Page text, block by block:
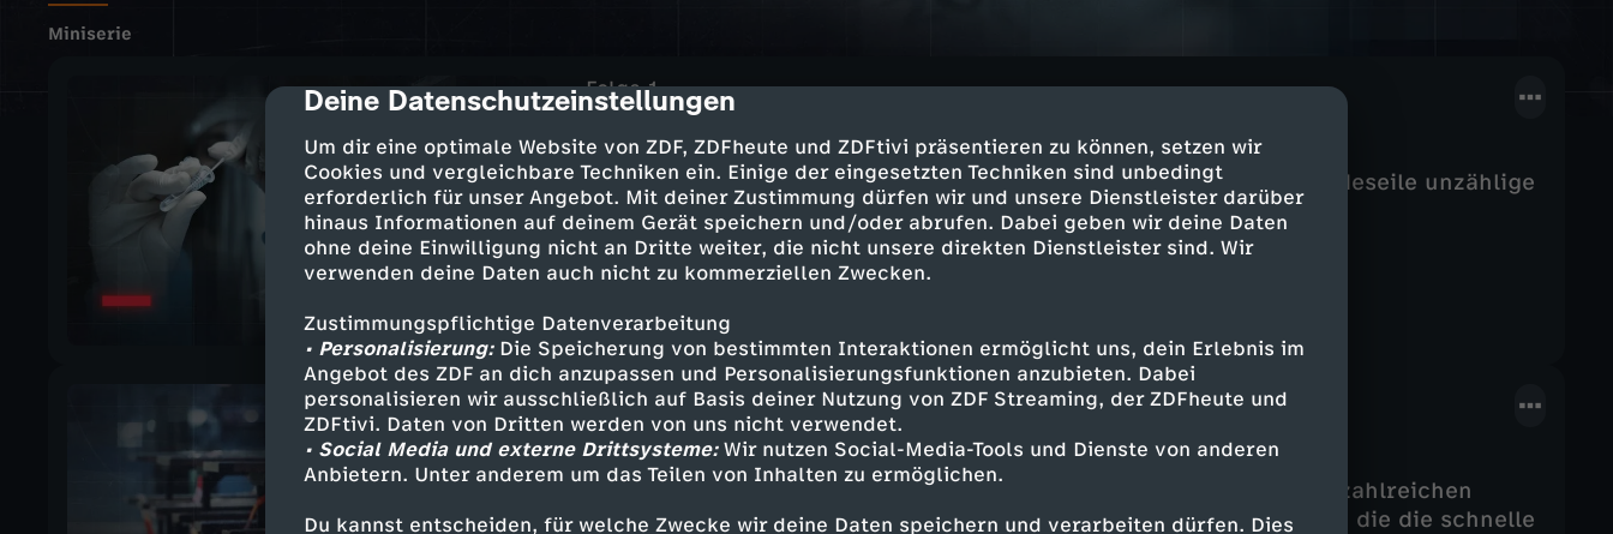
cmp-dialog-description
Deine Datenschutzeinstellungen
Um dir eine optimale Website von ZDF, ZDFheute und ZDFtivi präsentieren zu können, setzen wir
Cookies und vergleichbare Techniken ein. Einige der eingesetzten Techniken sind unbedingt
erforderlich für unser Angebot. Mit deiner Zustimmung dürfen wir und unsere Dienstleister darüber
hinaus Informationen auf deinem Gerät speichern und/oder abrufen. Dabei geben wir deine Daten
ohne deine Einwilligung nicht an Dritte weiter, die nicht unsere direkten Dienstleister sind. Wir
verwenden deine Daten auch nicht zu kommerziellen Zwecken.
Zustimmungspflichtige Datenverarbeitung
• Personalisierung:Die Speicherung von bestimmten Interaktionen ermöglicht uns, dein Erlebnis im
Angebot des ZDF an dich anzupassen und Personalisierungsfunktionen anzubieten. Dabei
personalisieren wir ausschließlich auf Basis deiner Nutzung von ZDF Streaming, der ZDFheute und
ZDFtivi. Daten von Dritten werden von uns nicht verwendet.
• Social Media und externe Drittsysteme:Wir nutzen Social-Media-Tools und Dienste von anderen
Anbietern. Unter anderem um das Teilen von Inhalten zu ermöglichen.
Du kannst entscheiden, für welche Zwecke wir deine Daten speichern und verarbeiten dürfen. Dies
Miniserie
Folge 1
Millionenbetrug mit Testzentren
24 Min.2025 UT
Während der Corona-Pandemie entstanden im ganzen Land in Windeseile unzählige
Testzentren. Das nutzten auch Kriminelle und ergaunerten durch
Abrechnungsbetrug Millionen.
Folge 2
Abzocke mit Corona-Hilfen
16 Min.2025 UT
Während der Corona-Pandemie gingen über 70 Milliarden Euro in zahlreichen
Hilfsprogrammen an Unternehmen in Not – aber auch an Betrüger, die die schnelle